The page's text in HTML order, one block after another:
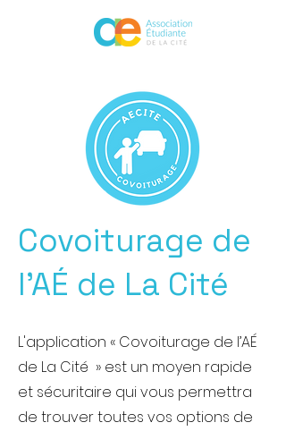
Covoiturage de
l'AÉ de La Cité
L'application « Covoiturage de l’AÉ
de La Cité » est un moyen rapide
et sécuritaire qui vous permettra
de trouver toutes vos options de